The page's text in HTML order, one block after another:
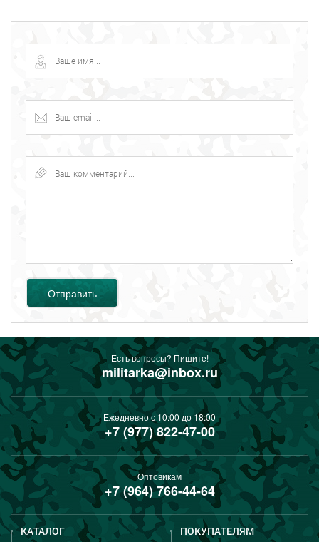
Отправить
Есть вопросы? Пишите!
militarka@inbox.ru
Ежедневно с 10:00 до 18:00
+7 (977) 822-47-00
Оптовикам
+7 (964) 766-44-64
КАТАЛОГ ПОКУПАТЕЛЯМ